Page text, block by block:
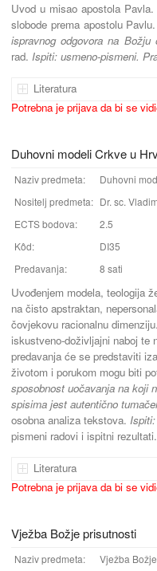
Uvod u misao apostola
slobode prema apostolu
ispravnog odgovora na Božju
rad. Ispiti: usmeno-pismeni.
Literatura
Potrebna je prijava da bi se
Duhovni modeli Crkve u
Naziv predmeta:
Duhovni
Nositelj predmeta: Dr. sc.
ECTS bodova:
2.5
Kôd:
DI35
Predavanja:
8 sati
Uvođenjem modela, teologija
na čisto apstraktan,
čovjekovu racionalnu
iskustveno-doživljajni naboj te
predavanja će se predstaviti
životom i porukom mogu biti
sposobnost uočavanja na koji
spisima jest autentično
osobna analiza tekstova.
pismeni radovi i ispitni rezultati.
Literatura
Potrebna je prijava da bi se
Vježba Božje prisutnosti
Naziv predmeta:
Vježba